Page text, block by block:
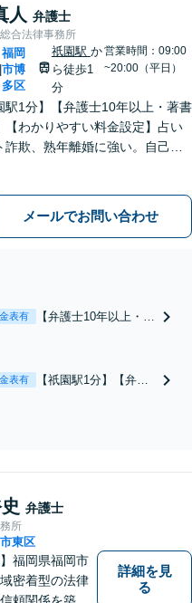
人 弁護士
合法律事務所
|
福岡
市博
多区
祇園駅 か
ら徒歩1
分
営業時間：09:00
~20:00（平日）
駅1分】【弁護士10年以上・著書
【わかりやすい料金設定】占い
詐欺、熟年離婚に強い。自己破
刑事事件（博多警察署まで徒歩5
相続にも対応。
メールでお問い合わせ
表有
【弁護士10年以上・著
可能。離婚後の経済的
表有
【祇園駅1分】【弁護
したくない。ご相談く
プ。優しく、親身に対
用可】【休日・夜間面
談可】
弁護士
所
東区
】福岡県福岡市
密着型の法律
頼関係を築
詳細を見
る